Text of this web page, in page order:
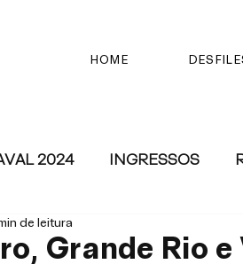
HOME
2024 INGRESSOS
Grande Rio
de leitura